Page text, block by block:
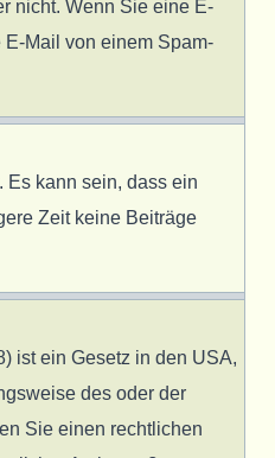
nicht. Wenn Sie eine E-
Mail von einem Spam-
Es kann sein, dass ein
Zeit keine Beiträge
ist ein Gesetz in den USA,
des oder der
Sie einen rechtlichen